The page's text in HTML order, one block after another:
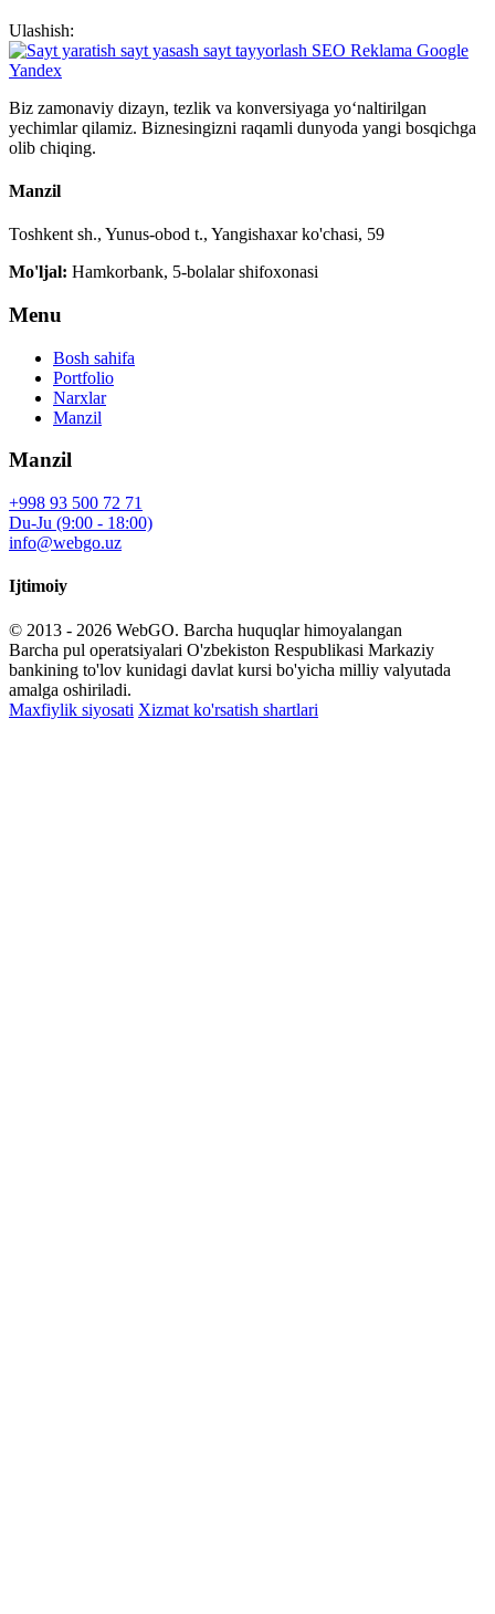
Ulashish:
Biz zamonaviy dizayn, tezlik va konversiyaga yo‘naltirilgan
yechimlar qilamiz. Biznesingizni raqamli dunyoda yangi bosqichga
olib chiqing.
Manzil
Toshkent sh., Yunus-obod t., Yangishaxar ko'chasi, 59
Mo'ljal: Hamkorbank, 5-bolalar shifoxonasi
Menu
Bosh sahifa
Portfolio
Narxlar
Manzil
Manzil
+998 93 500 72 71
Du-Ju (9:00 - 18:00)
info@webgo.uz
Ijtimoiy
© 2013 - 2026 WebGO. Barcha huquqlar himoyalangan
Barcha pul operatsiyalari O'zbekiston Respublikasi Markaziy
bankining to'lov kunidagi davlat kursi bo'yicha milliy valyutada
amalga oshiriladi.
Maxfiylik siyosati Xizmat ko'rsatish shartlari